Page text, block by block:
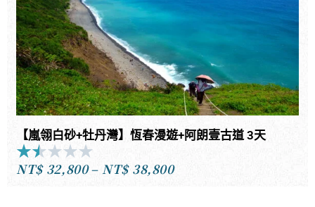
【嵐翎白砂+牡丹灣】恆春漫遊+阿朗壹古道 3天
★★★★★
1.5
NT$ 32,800– NT$ 38,800